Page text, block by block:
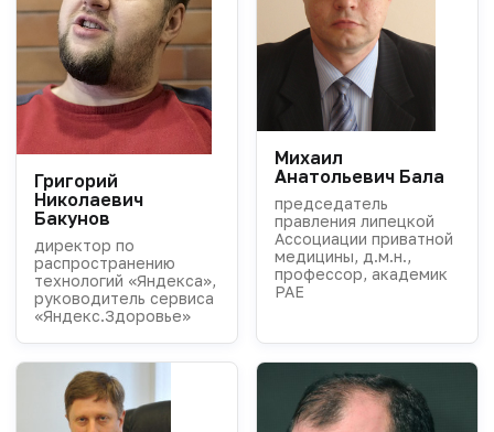
Григорий
Николаевич
Бакунов
директор по
распространению
технологий «Яндекса»,
руководитель сервиса
«Яндекс.Здоровье»
Михаил
Анатольевич Бала
председатель
правления липецкой
Ассоциации приватной
медицины, д.м.н.,
профессор, академик
РАЕ